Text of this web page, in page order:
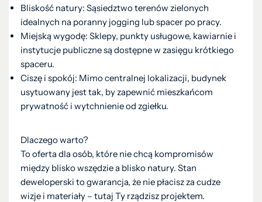
Bliskość natury: Sąsiedztwo terenów zielonych
idealnych na poranny jogging lub spacer po pracy.
Miejską wygodę: Sklepy, punkty usługowe, kawiarnie i
instytucje publiczne są dostępne w zasięgu krótkiego
spaceru.
Ciszę i spokój: Mimo centralnej lokalizacji, budynek
usytuowany jest tak, by zapewnić mieszkańcom
prywatność i wytchnienie od zgiełku.
Dlaczego warto?
To oferta dla osób, które nie chcą kompromisów
między blisko wszędzie a blisko natury. Stan
deweloperski to gwarancja, że nie płacisz za cudze
wizje i materiały – tutaj Ty rządzisz projektem.